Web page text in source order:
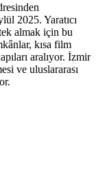
2025. Yaratıcı
almak için bu
kısa film
aralıyor. İzmir
ve uluslararası